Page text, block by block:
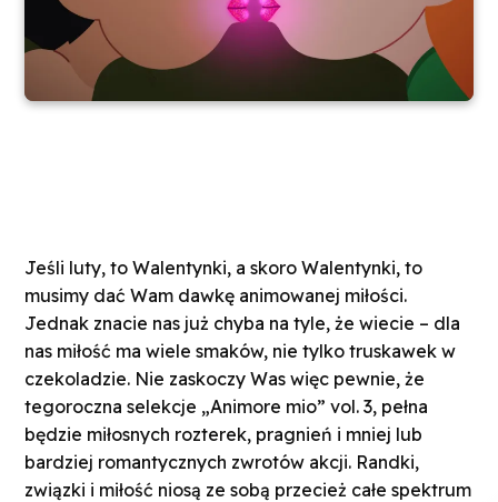
Jeśli luty, to Walentynki, a skoro Walentynki, to
musimy dać Wam dawkę animowanej miłości.
Jednak znacie nas już chyba na tyle, że wiecie – dla
nas miłość ma wiele smaków, nie tylko truskawek w
czekoladzie. Nie zaskoczy Was więc pewnie, że
tegoroczna selekcje „Animore mio”vol.3, pełna
będzie miłosnych rozterek, pragnień i mniej lub
bardziej romantycznych zwrotów akcji. Randki,
związki i miłość niosą ze sobą przecież całe spektrum